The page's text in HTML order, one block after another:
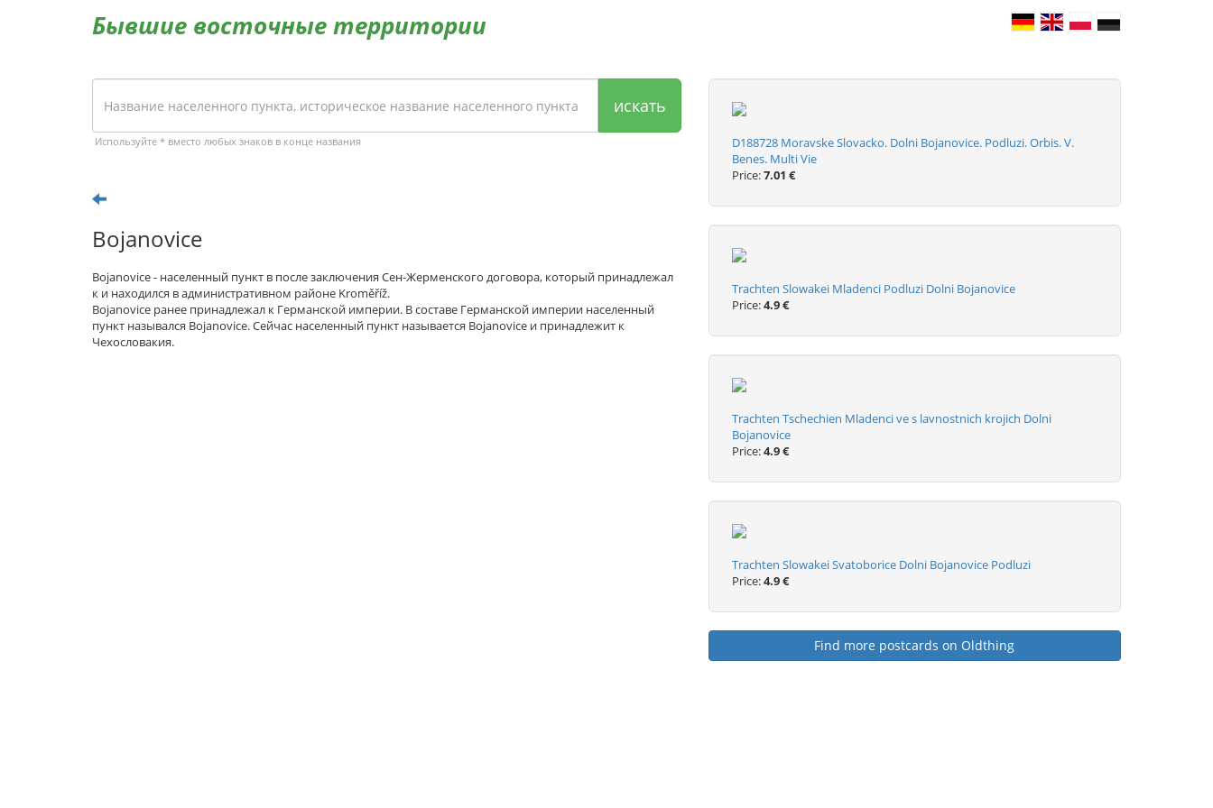
Бывшие восточные территории
искать
Используйте * вместо любых знаков в конце названия
Bojanovice
Bojanovice - населенный пункт в после заключения Сен-Жерменского договора, который принадлежал
к и находился в административном районе Kroměříž.
Bojanovice ранее принадлежал к Германской империи. В составе Германской империи населенный
пункт назывался Bojanovice. Сейчас населенный пункт называется Bojanovice и принадлежит к
Чехословакия.
D188728 Moravske Slovacko. Dolni Bojanovice. Podluzi. Orbis. V.
Benes. Multi Vie
Price:7.01 €
Trachten Slowakei Mladenci Podluzi Dolni Bojanovice
Price:4.9 €
Trachten Tschechien Mladenci ve s lavnostnich krojich Dolni
Bojanovice
Price:4.9 €
Trachten Slowakei Svatoborice Dolni Bojanovice Podluzi
Price:4.9 €
Find more postcards on Oldthing